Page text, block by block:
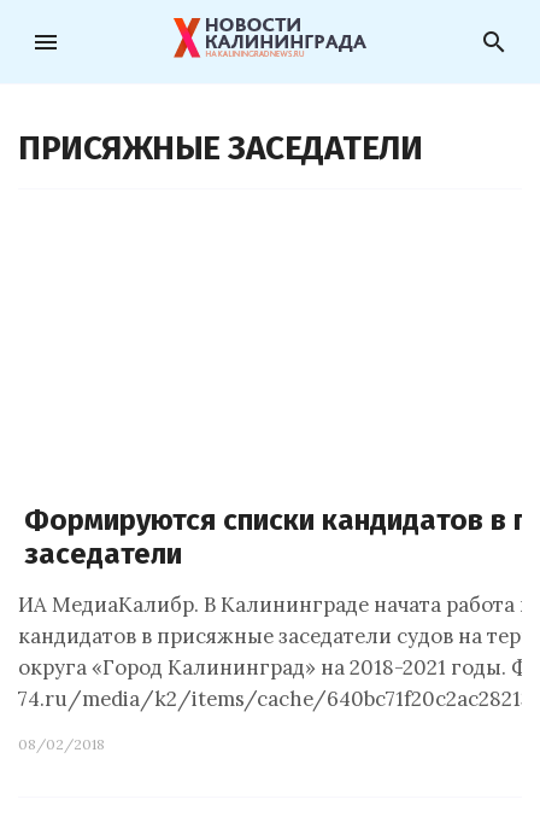
menu search
ПРИСЯЖНЫЕ ЗАСЕДАТЕЛИ
Формируются списки кандидатов в
заседатели
ИА МедиаКалибр. В Калининграде начата работа
кандидатов в присяжные заседатели судов на
округа «Город Калининград» на 2018-2021 годы.
74.ru/media/k2/items/cache/
08/02/2018